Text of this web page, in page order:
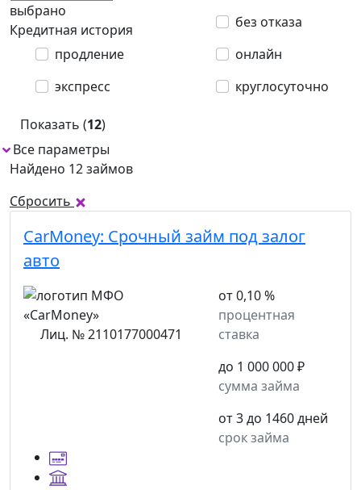
выбрано
Кредитная история
без отказа
продление
экспресс
онлайн
круглосуточно
Показать (12)
Все параметры
Найдено 12 займов
Сбросить
CarMoney: Срочный займ под залог
авто
Лиц. № 2110177000471
от 0,10 %
процентная
ставка
до 1 000 000 ₽
сумма займа
от 3 до 1460 дней
срок займа